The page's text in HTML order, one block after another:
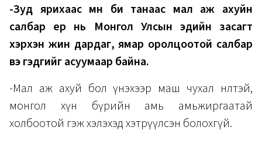
-Зуд ярихаас өмнө би танаас мал аж ахуйн
салбар ер нь Монгол Улсын эдийн засагт
хэрхэн жин дардаг, ямар оролцоотой салбар
вэ гэдгийг асуумаар байна.
-Мал аж ахуй бол үнэхээр маш чухал нөлөөтэй,
монгол хүн бүрийн амь амьжиргаатай
холбоотой гэж хэлэхэд хэтрүүлсэн болохгүй.